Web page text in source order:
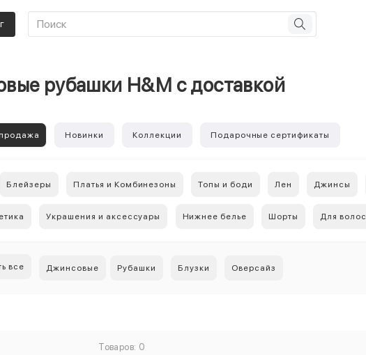
рубашки H&M с доставкой
Новинки Коллекции Подарочные сертификаты
Блейзеры Платья и Комбинезоны Топы и боди Лен Джинсы
Украшения и аксессуары Нижнее белье Шорты Для волос
все Джинсовые Рубашки Блузки Оверсайз
Товаров: 0